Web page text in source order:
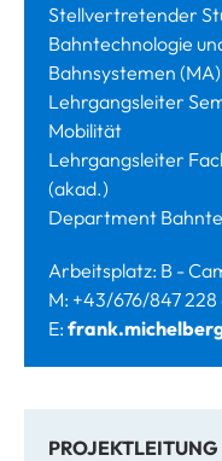
Stellvertretender
Bahntechnologie
Bahnsystemen (MA)
Lehrgangsleiter
Mobilität
Lehrgangsleiter
(akad.)
Department
Arbeitsplatz: B -
M: +43/676/847 228
E:
PROJEKTLEITUNG